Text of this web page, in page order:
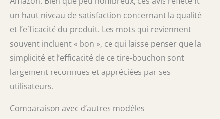
un haut niveau de satisfaction concernant la qualité
et l’efficacité du produit. Les mots qui reviennent
souvent incluent « bon », ce qui laisse penser que la
simplicité et l’efficacité de ce tire-bouchon sont
largement reconnues et appréciées par ses
utilisateurs.
Comparaison avec d’autres modèles